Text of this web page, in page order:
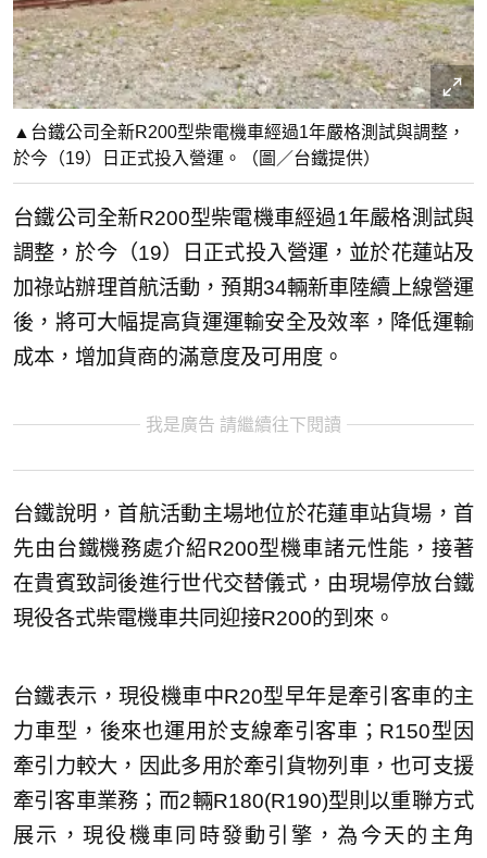
▲台鐵公司全新R200型柴電機車經過1年嚴格測試與調整，
於今（19）日正式投入營運。（圖／台鐵提供）
台鐵公司全新R200型柴電機車經過1年嚴格測試與
調整，於今（19）日正式投入營運，並於花蓮站及
加祿站辦理首航活動，預期34輛新車陸續上線營運
後，將可大幅提高貨運運輸安全及效率，降低運輸
成本，增加貨商的滿意度及可用度。
我是廣告 請繼續往下閱讀
台鐵說明，首航活動主場地位於花蓮車站貨場，首
先由台鐵機務處介紹R200型機車諸元性能，接著
在貴賓致詞後進行世代交替儀式，由現場停放台鐵
現役各式柴電機車共同迎接R200的到來。
台鐵表示，現役機車中R20型早年是牽引客車的主
力車型，後來也運用於支線牽引客車；R150型因
牽引力較大，因此多用於牽引貨物列車，也可支援
牽引客車業務；而2輛R180(R190)型則以重聯方式
展示，現役機車同時發動引擎，為今天的主角